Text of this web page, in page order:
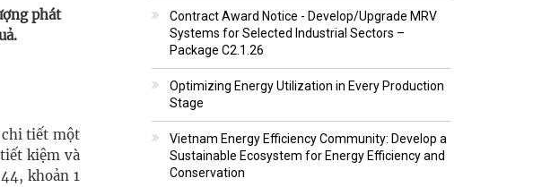
phát
chi tiết một
kiệm và
khoản 1
Contract Award Notice - Develop/Upgrade MRV
Systems for Selected Industrial Sectors –
Package C2.1.26
Optimizing Energy Utilization in Every Production
Stage
Vietnam Energy Efficiency Community: Develop a
Sustainable Ecosystem for Energy Efficiency and
Conservation